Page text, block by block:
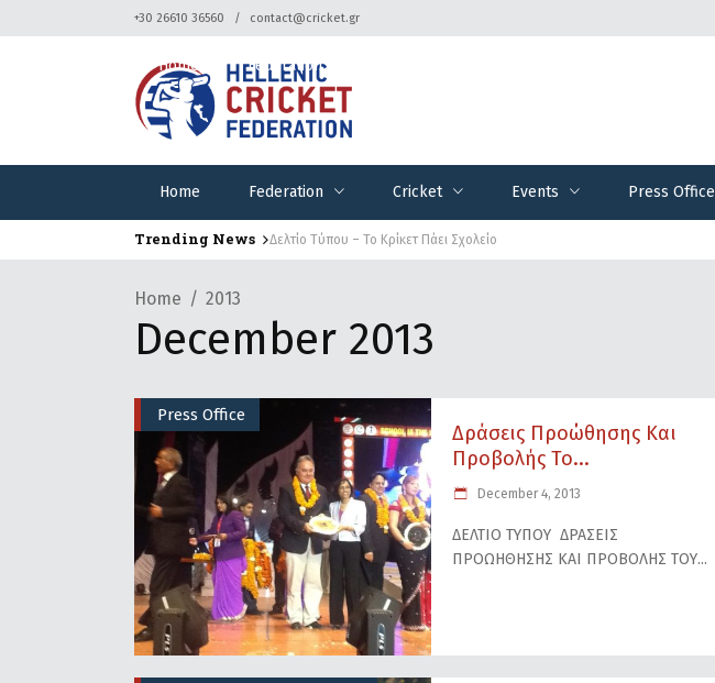
+30 26610 36560 contact@cricket.gr
Home Federation Cricket Events Press Office
Home Federation
Trending News Δελτίο Τύπου – Το Κρίκετ Πάει Σχολείο
Home 2013
December 2013
Press Office
Δράσεις Προώθησης Και
Προβολής Το...
December 4, 2013
ΔΕΛΤΙΟ ΤΥΠΟΥ ΔΡΑΣΕΙΣ
ΠΡΟΩΗΘΗΣΗΣ ΚΑΙ ΠΡΟΒΟΛΗΣ ΤΟΥ